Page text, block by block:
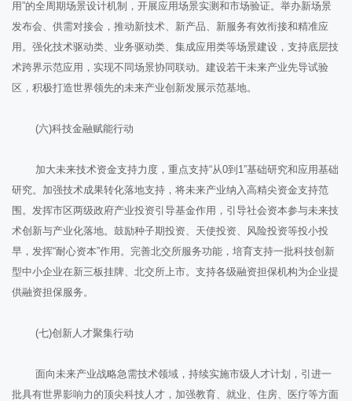
用”的全周期场景设计机制，开展应用场景实测和市场验证。举办新场景
发布会、供需对接会，推动新技术、新产品、新服务有效衔接和精准应
用。强化技术驱动类、业务驱动类、集成应用类等场景建设，支持底层技
术跨界示范应用，实现不同场景协同联动。建设若干未来产业先导试验
区，积极打造世界领先的未来产业创新发展示范基地。
(六)科技金融赋能行动
加大未来技术资金支持力度，重点支持“从0到1”基础研究和应用基础
研究。加强技术成果转化落地支持，将未来产业纳入高精尖资金支持范
围。发挥市区两级政府产业投资引导基金作用，引导社会资本参与未来技
术创新与产业化落地。鼓励种子期投资、天使投资、风险投资等投小投
早，发挥“耐心资本”作用。完善北交所服务功能，培育支持一批科技创新
型中小企业在新三板挂牌、北交所上市。支持各级融资担保机构为企业提
供融资担保服务。
(七)创新人才聚集行动
面向未来产业战略急需技术领域，持续实施市级人才计划，引进一
批具有世界影响力的顶尖科技人才，加强教育、就业、住房、医疗等方面